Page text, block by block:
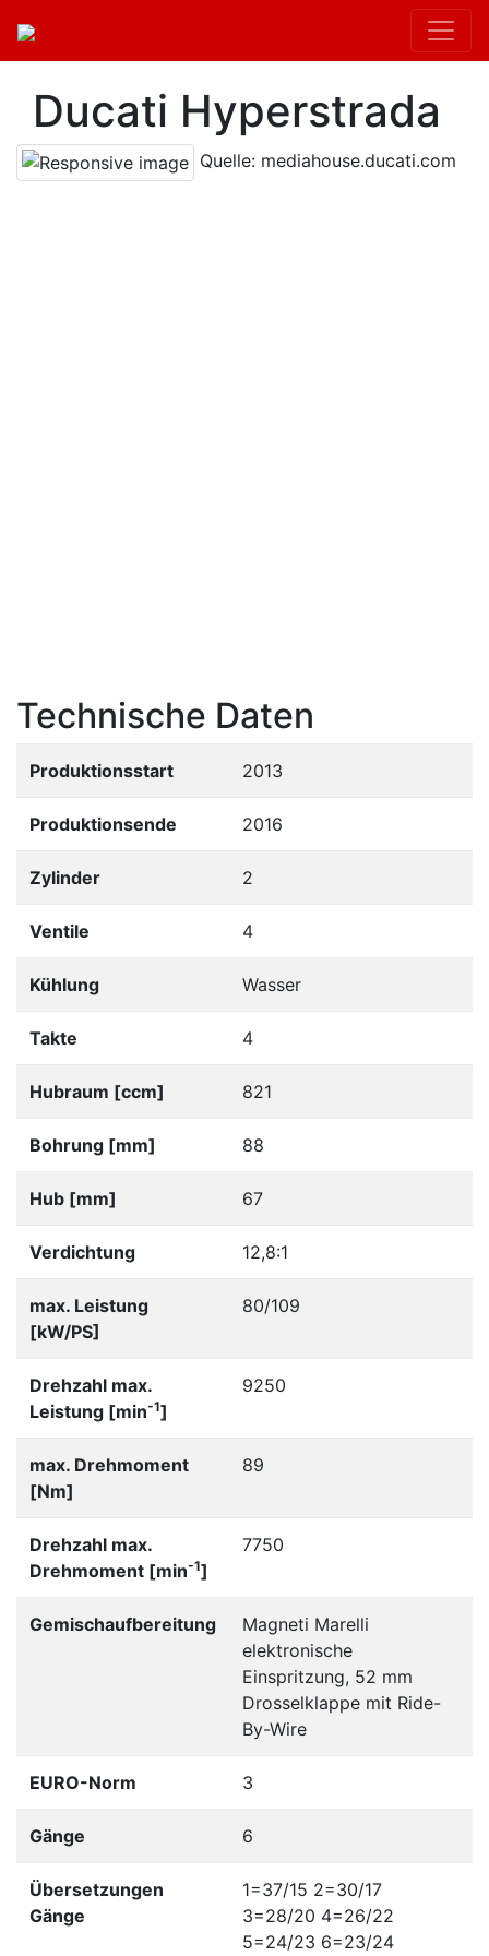
Ducati Hyperstrada
Quelle: mediahouse.ducati.com
Technische Daten
Produktionsstart 2013
Produktionsende 2016
Zylinder 2
Ventile 4
Kühlung Wasser
Takte 4
Hubraum [ccm] 821
Bohrung [mm] 88
Hub [mm] 67
Verdichtung 12,8:1
max. Leistung
[kW/PS]
80/109
Drehzahl max.
Leistung [min-1]
9250
max. Drehmoment
[Nm]
89
Drehzahl max.
Drehmoment [min-1]
7750
Gemischaufbereitung
Magneti Marelli
elektronische
Einspritzung, 52 mm
Drosselklappe mit Ride-
By-Wire
EURO-Norm 3
Gänge 6
Übersetzungen
Gänge
1=37/15 2=30/17
3=28/20 4=26/22
5=24/23 6=23/24